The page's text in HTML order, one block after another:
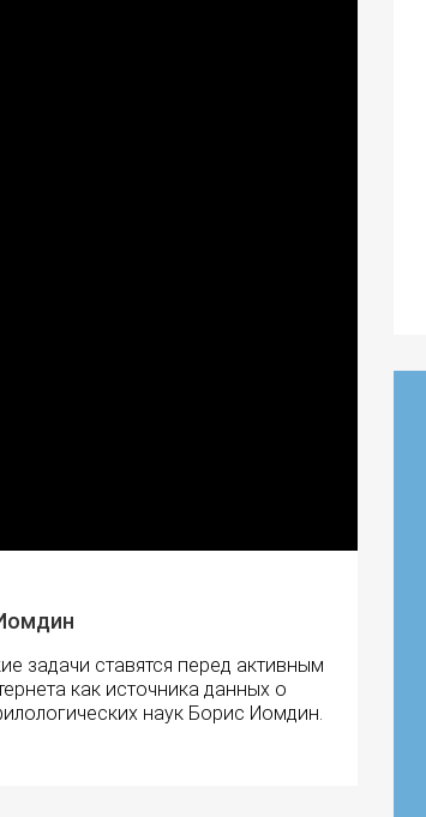
задачи ставятся перед активным
как источника данных о
наук Борис Иомдин.